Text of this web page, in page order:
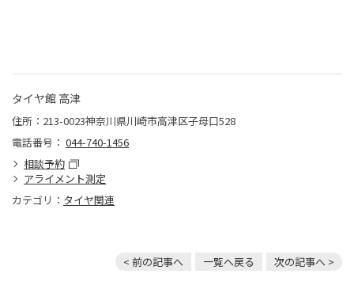
タイヤ館 高津
住所：213-0023神奈川県川崎市高津区子母口528
電話番号： 044-740-1456
相談予約
アライメント測定
カテゴリ： タイヤ関連
< 前の記事へ 一覧へ戻る 次の記事へ >